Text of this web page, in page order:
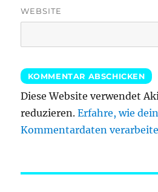
WEBSITE
Diese Website verwendet
reduzieren.Erfahre, wie
Kommentardaten